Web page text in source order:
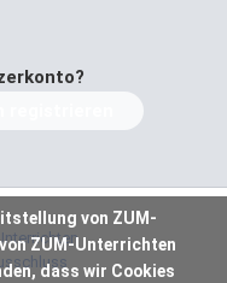
von ZUM-
ZUM-Unterrichten
dass wir Cookies